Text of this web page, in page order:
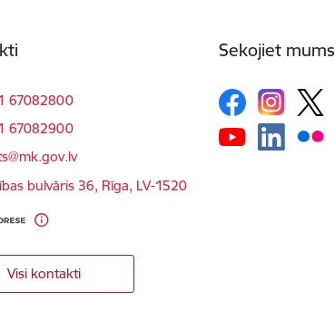
67082800
67082900
bulvāris 36, Rīga, LV-1520
Visi kontakti
Sekojiet mums